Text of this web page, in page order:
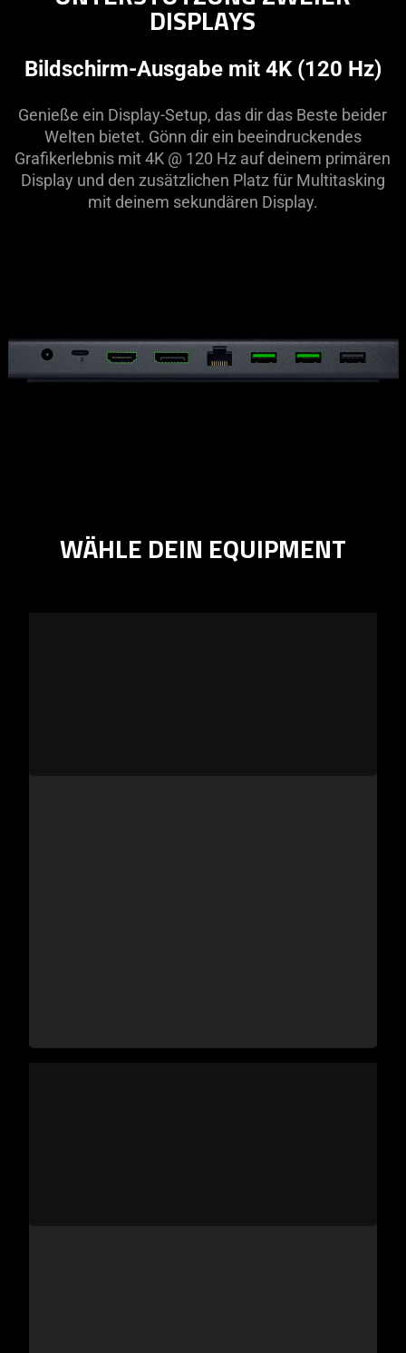
DISPLAYS
Bildschirm-Ausgabe mit 4K (120 Hz)
Genieße ein Display-Setup, das dir das Beste beider
Welten bietet. Gönn dir ein beeindruckendes
Grafikerlebnis mit 4K @ 120 Hz auf deinem primären
Display und den zusätzlichen Platz für Multitasking
mit deinem sekundären Display.
WÄHLE DEIN EQUIPMENT